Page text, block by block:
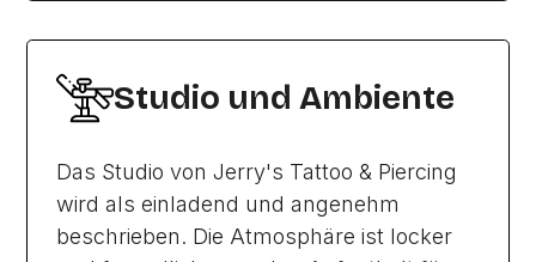
Studio und Ambiente
Das Studio von Jerry's Tattoo & Piercing
wird als einladend und angenehm
beschrieben. Die Atmosphäre ist locker